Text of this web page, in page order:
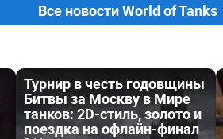
Все новости World of Tanks
Турнир в честь годовщины
Битвы за Москву в Мире
танков: 2D-стиль, золото и
поездка на офлайн-финал